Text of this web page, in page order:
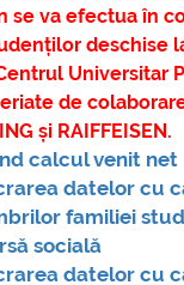
se va efectua în
deschise
Universitar
de
și RAIFFEISEN.
calcul venit net
datelor cu
familiei
socială
datelor cu